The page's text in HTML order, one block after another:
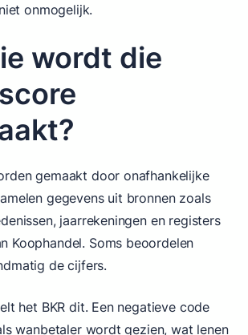
onmogelijk.
wordt die
gemaakt door onafhankelijke
gegevens uit bronnen zoals
jaarrekeningen en registers
Koophandel. Soms beoordelen
de cijfers.
het BKR dit. Een negatieve code
wanbetaler wordt gezien, wat lenen